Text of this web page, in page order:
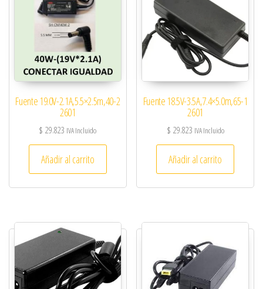
Fuente 19.0V-2.1A,5.5×2.5m,40-2
2601
$ 29.823 IVA Incluido
Añadir al carrito
Fuente 18.5V-3.5A,7.4×5.0m,65-1
2601
$ 29.823 IVA Incluido
Añadir al carrito